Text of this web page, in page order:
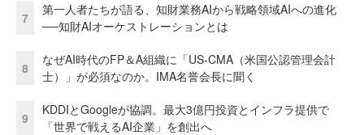
7
第一人者たちが語る、知財業務AIから戦略領域AIへの進化
──知財AIオーケストレーションとは
8
なぜAI時代のFP＆A組織に「US-CMA（米国公認管理会計
士）」が必須なのか。IMA名誉会長に聞く
9
KDDIとGoogleが協調。最大3億円投資とインフラ提供で
「世界で戦えるAI企業」を創出へ